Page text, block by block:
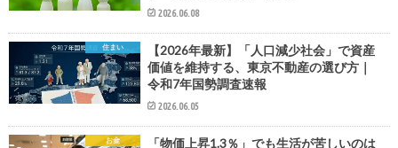
2026.06.08
住まい
【2026年最新】「人口減少社会」で資産
価値を維持する、東京不動産の選び方｜
令和7年国勢調査速報
2026.06.05
お金
「物価上昇1.3％」でも生活が苦しいのは